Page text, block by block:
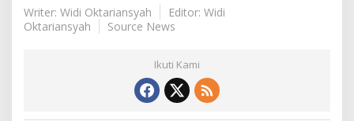
Writer: Widi Oktariansyah
Editor: Widi
Oktariansyah
Source News
Ikuti Kami